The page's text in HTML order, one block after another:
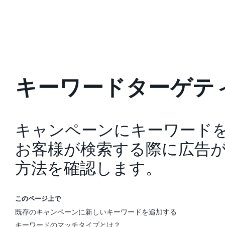
キーワードターゲテ
キャンペーンにキーワード
お客様が検索する際に広告
方法を確認します。
このページ上で
既存のキャンペーンに新しいキーワードを追加する
キーワードのマッチタイプとは？